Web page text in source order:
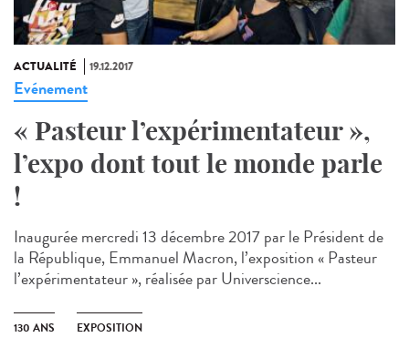
ACTUALITÉ 19.12.2017
Evénement
« Pasteur l’expérimentateur »,
l’expo dont tout le monde parle
!
Inaugurée mercredi 13 décembre 2017 par le Président de
la République, Emmanuel Macron, l’exposition « Pasteur
l’expérimentateur », réalisée par Universcience...
130 ANS EXPOSITION